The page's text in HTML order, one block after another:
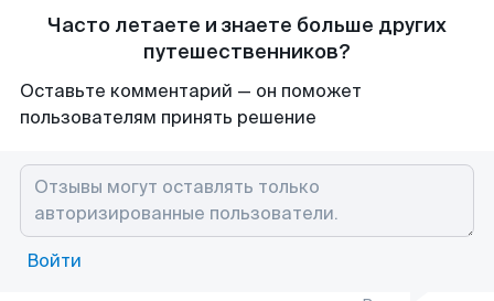
Часто летаете и знаете больше других
путешественников?
Оставьте комментарий — он поможет
пользователям принять решение
Войти